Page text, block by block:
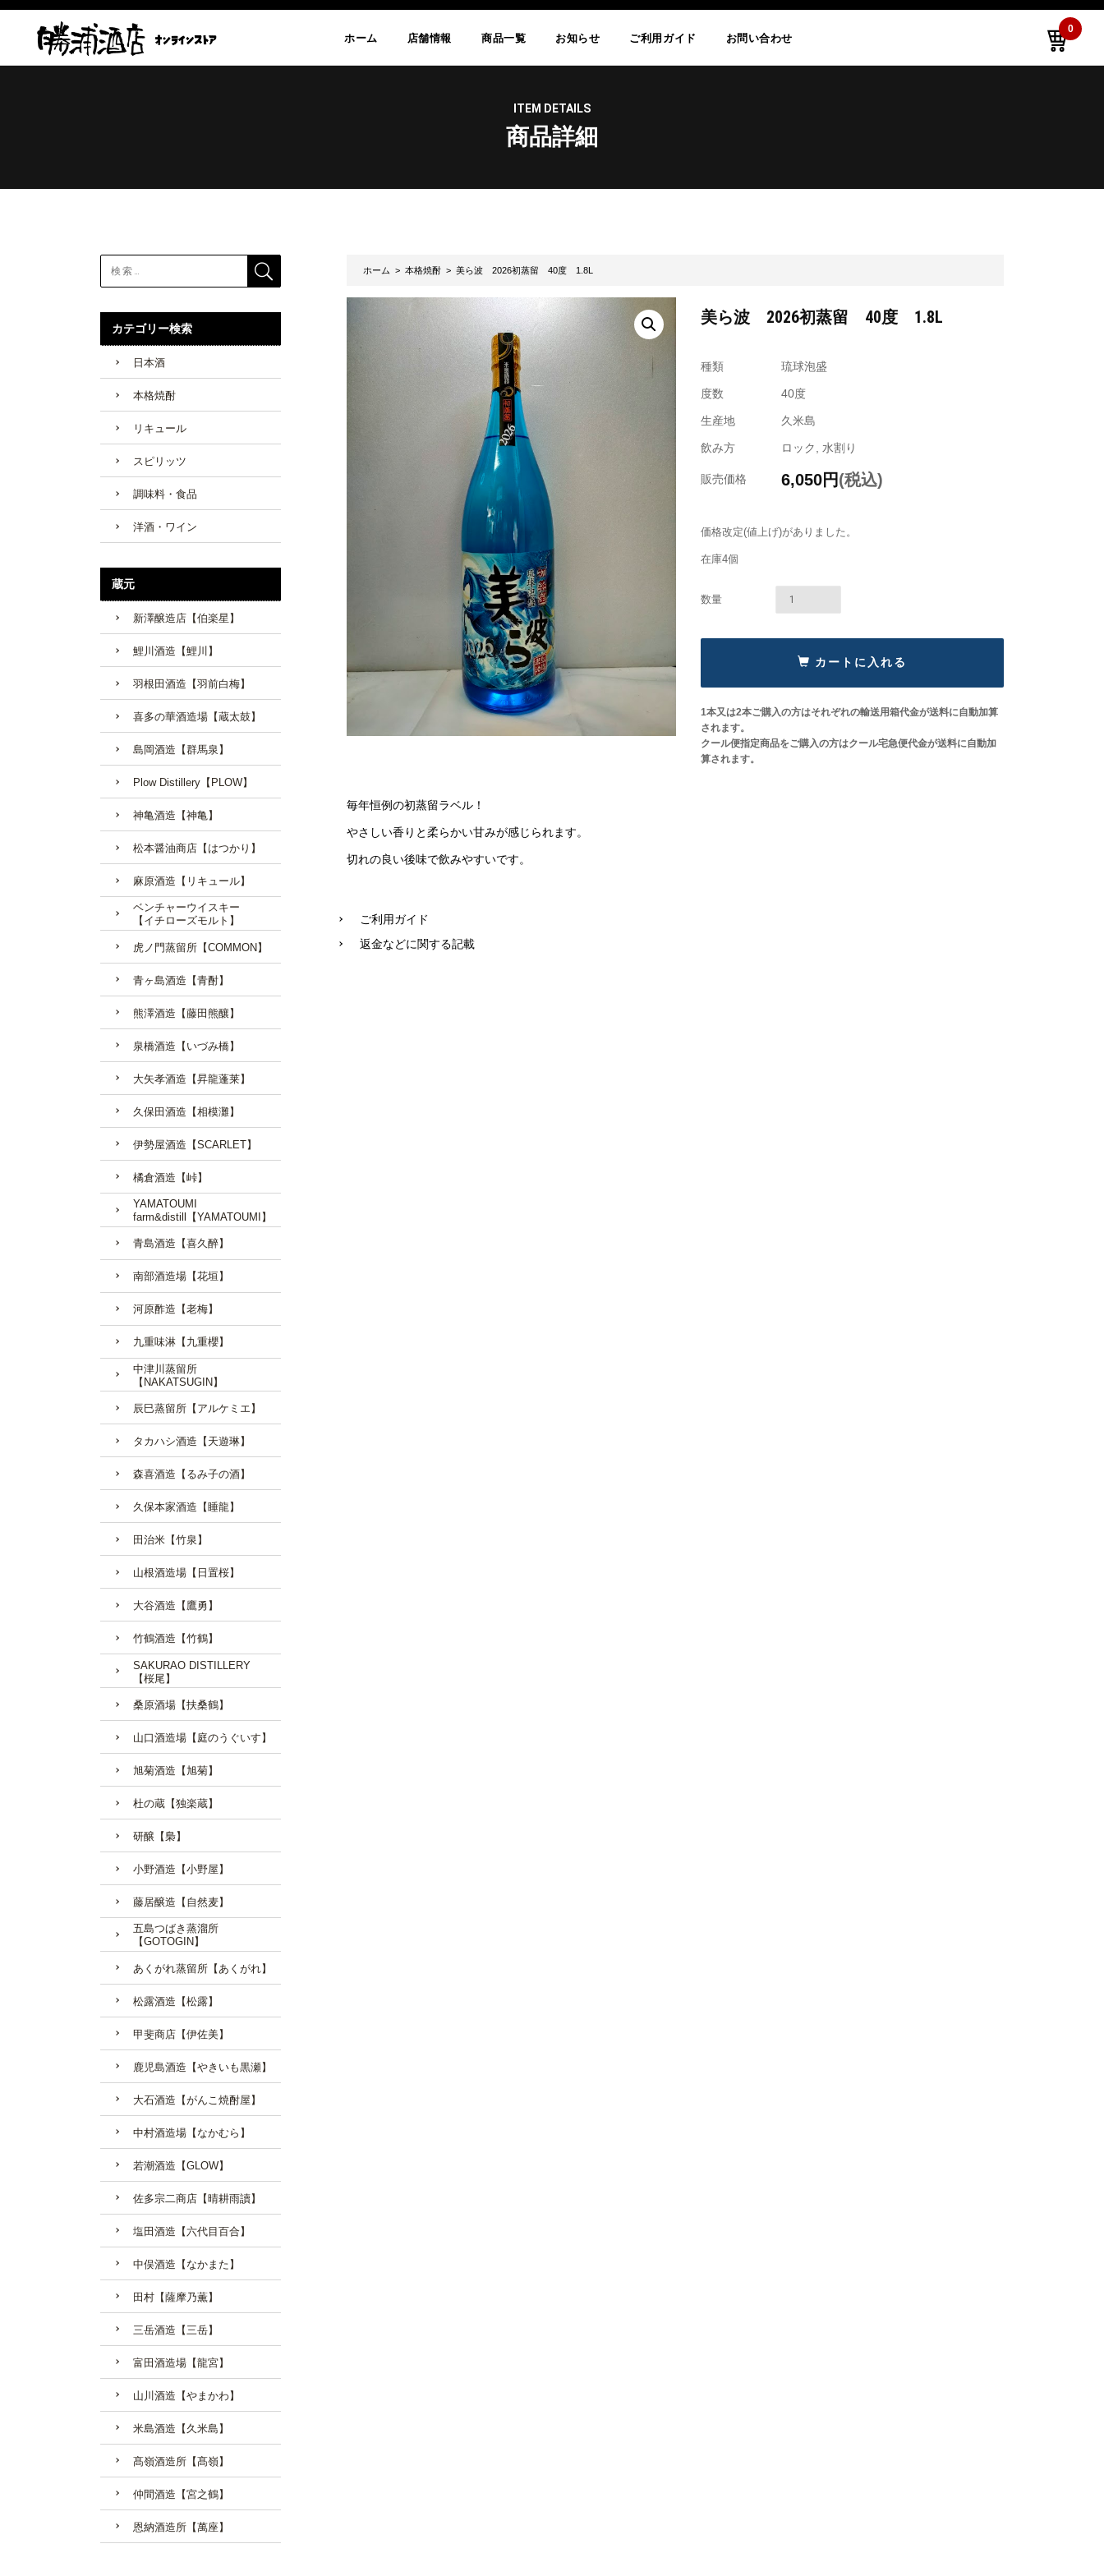
ホーム 店舗情報 商品一覧 お知らせ ご利用ガイド お問い合わせ
0
ITEM DETAILS
商品詳細
ホーム > 本格焼酎> 美ら波 2026初蒸留 40度 1.8L
美ら波 2026初蒸留 40度 1.8L
種類 琉球泡盛
度数 40度
生産地 久米島
飲み方 ロック, 水割り
販売価格 6,050円(税込)
価格改定(値上げ)がありました。
在庫4個
カートに入れる
1本又は2本ご購入の方はそれぞれの輸送用箱代金が送料に自動加算
されます。
クール便指定商品をご購入の方はクール宅急便代金が送料に自動加
算されます。
毎年恒例の初蒸留ラベル！
やさしい香りと柔らかい甘みが感じられます。
切れの良い後味で飲みやすいです。
ご利用ガイド
返金などに関する記載
カテゴリー検索
日本酒
本格焼酎
リキュール
スピリッツ
調味料・食品
洋酒・ワイン
蔵元
新澤醸造店【伯楽星】
鯉川酒造【鯉川】
羽根田酒造【羽前白梅】
喜多の華酒造場【蔵太鼓】
島岡酒造【群馬泉】
Plow Distillery【PLOW】
神亀酒造【神亀】
松本醤油商店【はつかり】
麻原酒造【リキュール】
ベンチャーウイスキー
【イチローズモルト】
虎ノ門蒸留所【COMMON】
青ヶ島酒造【青酎】
熊澤酒造【藤田熊釀】
泉橋酒造【いづみ橋】
大矢孝酒造【昇龍蓬莱】
久保田酒造【相模灘】
伊勢屋酒造【SCARLET】
橘倉酒造【峠】
YAMATOUMI
farm&distill【YAMATOUMI】
青島酒造【喜久醉】
南部酒造場【花垣】
河原酢造【老梅】
九重味淋【九重櫻】
中津川蒸留所
【NAKATSUGIN】
辰巳蒸留所【アルケミエ】
タカハシ酒造【天遊琳】
森喜酒造【るみ子の酒】
久保本家酒造【睡龍】
田治米【竹泉】
山根酒造場【日置桜】
大谷酒造【鷹勇】
竹鶴酒造【竹鶴】
SAKURAO DISTILLERY
【桜尾】
桑原酒場【扶桑鶴】
山口酒造場【庭のうぐいす】
旭菊酒造【旭菊】
杜の蔵【独楽蔵】
研醸【梟】
小野酒造【小野屋】
藤居醸造【自然麦】
五島つばき蒸溜所
【GOTOGIN】
あくがれ蒸留所【あくがれ】
松露酒造【松露】
甲斐商店【伊佐美】
鹿児島酒造【やきいも黒瀬】
大石酒造【がんこ焼酎屋】
中村酒造場【なかむら】
若潮酒造【GLOW】
佐多宗二商店【晴耕雨讀】
塩田酒造【六代目百合】
中俣酒造【なかまた】
田村【薩摩乃薫】
三岳酒造【三岳】
富田酒造場【龍宮】
山川酒造【やまかわ】
米島酒造【久米島】
髙嶺酒造所【髙嶺】
仲間酒造【宮之鶴】
恩納酒造所【萬座】